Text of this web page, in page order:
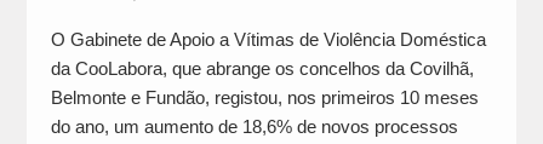
O Gabinete de Apoio a Vítimas de Violência Doméstica
da CooLabora, que abrange os concelhos da Covilhã,
Belmonte e Fundão, registou, nos primeiros 10 meses
do ano, um aumento de 18,6% de novos processos